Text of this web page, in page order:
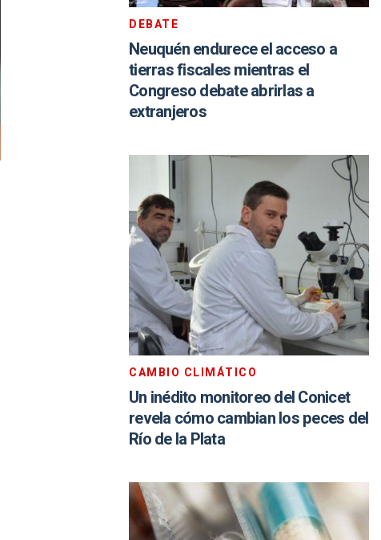
DEBATE
Neuquén endurece el acceso a
tierras fiscales mientras el
Congreso debate abrirlas a
extranjeros
CAMBIO CLIMÁTICO
Un inédito monitoreo del Conicet
revela cómo cambian los peces del
Río de la Plata